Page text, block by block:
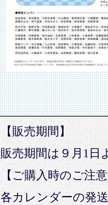
【販売期間】
販売期間は９月1日
【ご購入時のご注
各カレンダーの発